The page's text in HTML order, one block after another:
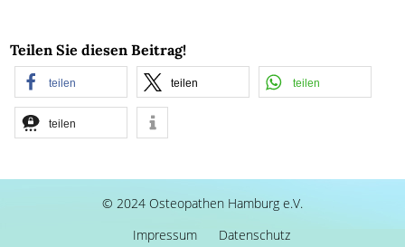
Teilen Sie diesen Beitrag!
teilen teilen teilen
teilen
© 2024 Osteopathen Hamburg e.V.
Impressum
Datenschutz